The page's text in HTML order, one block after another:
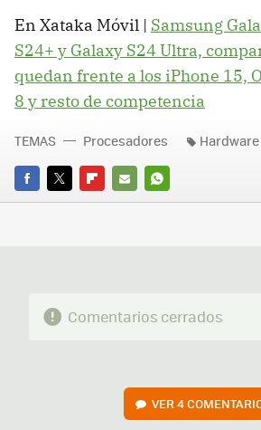
En Xataka Móvil | Samsung
S24+ y Galaxy S24 Ultra,
quedan frente a los iPhone 15,
8 y resto de competencia
FACEBOOK
TWITTERFLIPBOARD
E-
WHATSAPP
TEMAS Procesadores Hardware
Comentarios cerrados
VER4